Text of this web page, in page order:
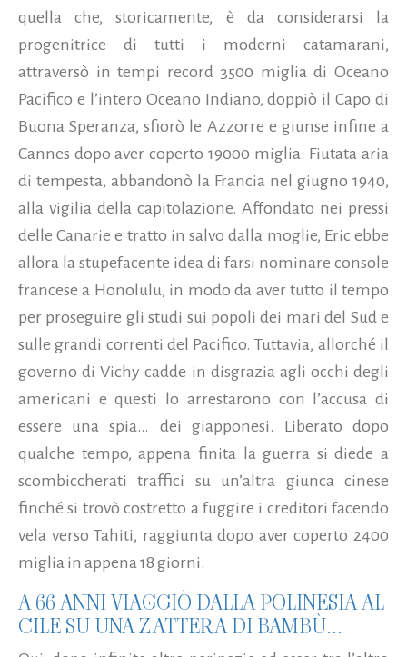
quella che, storicamente, è da considerarsi la
progenitrice di tutti i moderni catamarani,
attraversò in tempi record 3500 miglia di Oceano
Pacifico e l’intero Oceano Indiano, doppiò il Capo di
Buona Speranza, sfiorò le Azzorre e giunse infine a
Cannes dopo aver coperto 19000 miglia. Fiutata aria
di tempesta, abbandonò la Francia nel giugno 1940,
alla vigilia della capitolazione. Affondato nei pressi
delle Canarie e tratto in salvo dalla moglie, Eric ebbe
allora la stupefacente idea di farsi nominare console
francese a Honolulu, in modo da aver tutto il tempo
per proseguire gli studi sui popoli dei mari del Sud e
sulle grandi correnti del Pacifico. Tuttavia, allorché il
governo di Vichy cadde in disgrazia agli occhi degli
americani e questi lo arrestarono con l’accusa di
essere una spia… dei giapponesi. Liberato dopo
qualche tempo, appena finita la guerra si diede a
scombiccherati traffici su un’altra giunca cinese
finché si trovò costretto a fuggire i creditori facendo
vela verso Tahiti, raggiunta dopo aver coperto 2400
miglia in appena 18 giorni.
A 66 ANNI VIAGGIÒ DALLA POLINESIA AL
CILE SU UNA ZATTERA DI BAMBÙ...